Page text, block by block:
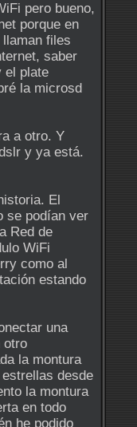
pero bueno,
porque en
files
saber
el plate
la microsd
a otro. Y
y ya está.
El
se podían ver
Red de
WiFi
como al
estando
una
otro
la montura
desde
la montura
en todo
he podido